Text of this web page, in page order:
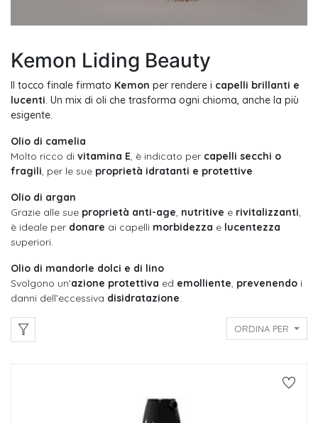
Kemon Liding Beauty
Il tocco finale firmato Kemon per rendere i capelli brillanti e
lucenti. Un mix di oli che trasforma ogni chioma, anche la più
esigente.
Olio di camelia
Molto ricco di vitamina E, è indicato per capelli secchi o
fragili, per le sue proprietà idratanti e protettive.
Olio di argan
Grazie alle sue proprietà anti-age, nutritive e rivitalizzanti,
è ideale per donare ai capelli morbidezza e lucentezza
superiori.
Olio di mandorle dolci e di lino
Svolgono un’azione protettiva ed emolliente, prevenendo i
danni dell’eccessiva disidratazione.
ORDINA PER